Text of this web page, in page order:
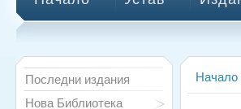
Начало
Последни издания
Нова Библиотека